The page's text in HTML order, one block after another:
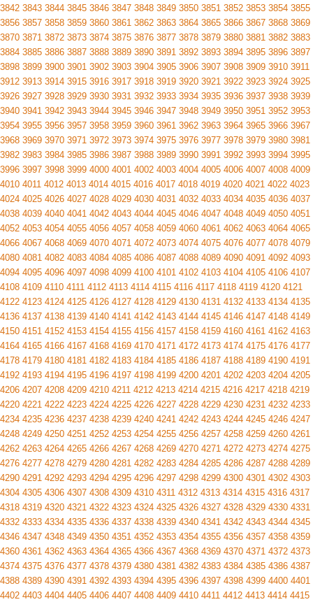
3842 3843 3844 3845 3846 3847 3848 3849 3850 3851 3852 3853 3854 3855
3856 3857 3858 3859 3860 3861 3862 3863 3864 3865 3866 3867 3868 3869
3870 3871 3872 3873 3874 3875 3876 3877 3878 3879 3880 3881 3882 3883
3884 3885 3886 3887 3888 3889 3890 3891 3892 3893 3894 3895 3896 3897
3898 3899 3900 3901 3902 3903 3904 3905 3906 3907 3908 3909 3910 3911
3912 3913 3914 3915 3916 3917 3918 3919 3920 3921 3922 3923 3924 3925
3926 3927 3928 3929 3930 3931 3932 3933 3934 3935 3936 3937 3938 3939
3940 3941 3942 3943 3944 3945 3946 3947 3948 3949 3950 3951 3952 3953
3954 3955 3956 3957 3958 3959 3960 3961 3962 3963 3964 3965 3966 3967
3968 3969 3970 3971 3972 3973 3974 3975 3976 3977 3978 3979 3980 3981
3982 3983 3984 3985 3986 3987 3988 3989 3990 3991 3992 3993 3994 3995
3996 3997 3998 3999 4000 4001 4002 4003 4004 4005 4006 4007 4008 4009
4010 4011 4012 4013 4014 4015 4016 4017 4018 4019 4020 4021 4022 4023
4024 4025 4026 4027 4028 4029 4030 4031 4032 4033 4034 4035 4036 4037
4038 4039 4040 4041 4042 4043 4044 4045 4046 4047 4048 4049 4050 4051
4052 4053 4054 4055 4056 4057 4058 4059 4060 4061 4062 4063 4064 4065
4066 4067 4068 4069 4070 4071 4072 4073 4074 4075 4076 4077 4078 4079
4080 4081 4082 4083 4084 4085 4086 4087 4088 4089 4090 4091 4092 4093
4094 4095 4096 4097 4098 4099 4100 4101 4102 4103 4104 4105 4106 4107
4108 4109 4110 4111 4112 4113 4114 4115 4116 4117 4118 4119 4120 4121
4122 4123 4124 4125 4126 4127 4128 4129 4130 4131 4132 4133 4134 4135
4136 4137 4138 4139 4140 4141 4142 4143 4144 4145 4146 4147 4148 4149
4150 4151 4152 4153 4154 4155 4156 4157 4158 4159 4160 4161 4162 4163
4164 4165 4166 4167 4168 4169 4170 4171 4172 4173 4174 4175 4176 4177
4178 4179 4180 4181 4182 4183 4184 4185 4186 4187 4188 4189 4190 4191
4192 4193 4194 4195 4196 4197 4198 4199 4200 4201 4202 4203 4204 4205
4206 4207 4208 4209 4210 4211 4212 4213 4214 4215 4216 4217 4218 4219
4220 4221 4222 4223 4224 4225 4226 4227 4228 4229 4230 4231 4232 4233
4234 4235 4236 4237 4238 4239 4240 4241 4242 4243 4244 4245 4246 4247
4248 4249 4250 4251 4252 4253 4254 4255 4256 4257 4258 4259 4260 4261
4262 4263 4264 4265 4266 4267 4268 4269 4270 4271 4272 4273 4274 4275
4276 4277 4278 4279 4280 4281 4282 4283 4284 4285 4286 4287 4288 4289
4290 4291 4292 4293 4294 4295 4296 4297 4298 4299 4300 4301 4302 4303
4304 4305 4306 4307 4308 4309 4310 4311 4312 4313 4314 4315 4316 4317
4318 4319 4320 4321 4322 4323 4324 4325 4326 4327 4328 4329 4330 4331
4332 4333 4334 4335 4336 4337 4338 4339 4340 4341 4342 4343 4344 4345
4346 4347 4348 4349 4350 4351 4352 4353 4354 4355 4356 4357 4358 4359
4360 4361 4362 4363 4364 4365 4366 4367 4368 4369 4370 4371 4372 4373
4374 4375 4376 4377 4378 4379 4380 4381 4382 4383 4384 4385 4386 4387
4388 4389 4390 4391 4392 4393 4394 4395 4396 4397 4398 4399 4400 4401
4402 4403 4404 4405 4406 4407 4408 4409 4410 4411 4412 4413 4414 4415